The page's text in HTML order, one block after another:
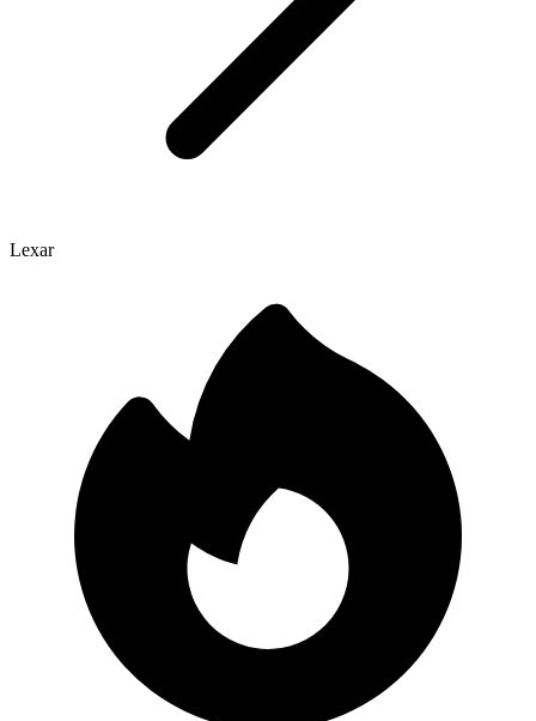
Lexar